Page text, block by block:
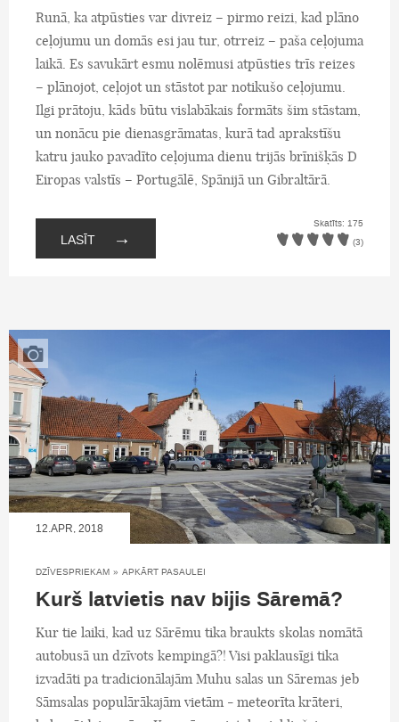
Runā, ka atpūsties var divreiz – pirmo reizi, kad plāno
ceļojumu un domās esi jau tur, otrreiz – paša ceļojuma
laikā. Es savukārt esmu nolēmusi atpūsties trīs reizes
– plānojot, ceļojot un stāstot par notikušo ceļojumu.
Ilgi prātoju, kāds būtu vislabākais formāts šim stāstam,
un nonācu pie dienasgrāmatas, kurā tad aprakstīšu
katru jauko pavadīto ceļojuma dienu trijās brīnišķās D
Eiropas valstīs – Portugālē, Spānijā un Gibraltārā.
LASĪT →
Skatīts: 175
(3)
12.APR, 2018
DZĪVESPRIEKAM » APKĀRT PASAULEI
Kurš latvietis nav bijis Sāremā?
Kur tie laiki, kad uz Sārēmu tika braukts skolas nomātā
autobusā un dzīvots kempingā?! Visi paklausīgi tika
izvadāti pa tradicionālajām Muhu salas un Sāremas jeb
Sāmsalas populārākajām vietām - meteorīta krāteri,